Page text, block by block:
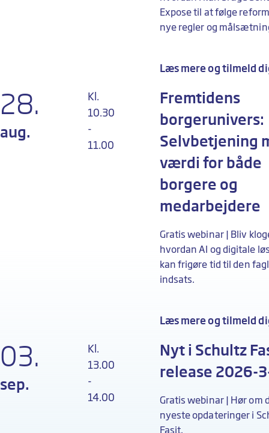
Expose til at følge
nye regler og
Læs mere og tilmeld
28.
aug.
Kl.
10.30
-
11.00
Fremtidens
borgerunivers:
Selvbetjening
værdi for både
borgere og
medarbejdere
Gratis webinar | Bliv
hvordan AI og digitale
kan frigøre tid til den
indsats.
Læs mere og tilmeld
03.
sep.
Kl.
13.00
-
14.00
Nyt i Schultz
release 2026-
Gratis webinar­­­­­ | ­Hør om
nyeste opdateringer i
Fasit.